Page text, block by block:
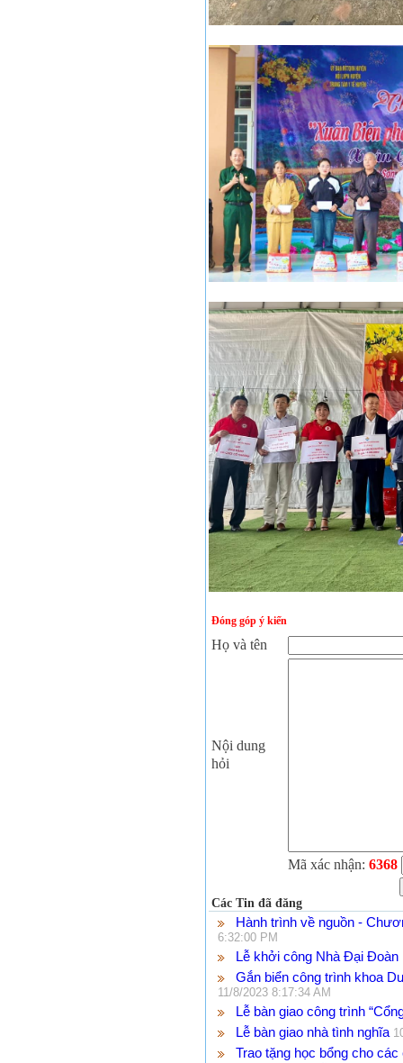
Đóng góp ý kiến
Họ và tên
Nội dung
hỏi
Mã xác nhận: 6368
Các Tin đã đăng
Hành trình về nguồn -
6:32:00 PM
Lễ khởi công Nhà Đại Đoàn
Gắn biển công trình khoa
11/8/2023 8:17:34 AM
Lễ bàn giao công trình
Lễ bàn giao nhà tình nghĩa
Trao tặng học bổng cho